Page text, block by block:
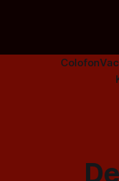
Colofon